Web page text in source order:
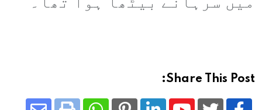
Share This Post: